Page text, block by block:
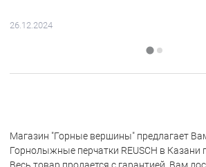
26.12.2024
Магазин "Горные вершины" предлагает
Горнолыжные перчатки REUSCH в Казани